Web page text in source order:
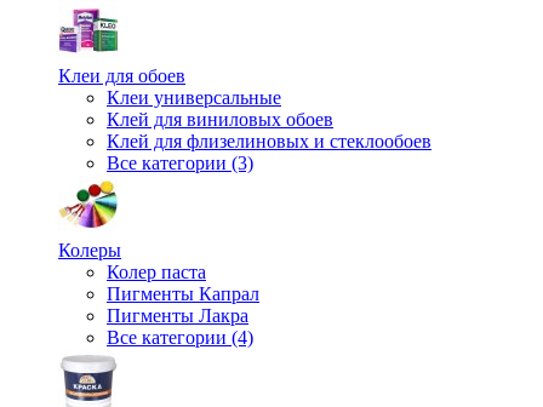
Клеи для обоев
Клеи универсальные
Клей для виниловых обоев
Клей для флизелиновых и стеклообоев
Все категории (3)
Колеры
Колер паста
Пигменты Капрал
Пигменты Лакра
Все категории (4)